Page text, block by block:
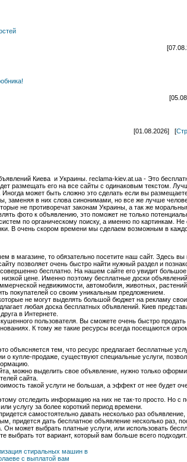
[01.08.2026] [
Киева и Украины. reclama-kiev.at.ua - Это
размещать его на все сайты с одинаковым текстом.
может быть сложно это сделать если вы
заменяя в них слова синонимами, но все же лучше
не противоречат законам Украины, а так же
фото к объявлению, это поможет не только
по органическому поиску, а именно по картинкам. Не
В очень скором времени мы сделаем возможным в
в магазине, то обязательно посетите наш сайт. Здесь
позволяет очень быстро найти нужный раздел и
бесплатно. На нашем сайте его увидит
цене. Именно поэтому бесплатные доски
недвижимости, автомобиля, животных,
покупателей со своим уникальным предложением.
не могут выделять большой бюджет на рекламу
любая доска бесплатных объявлений. Киев
в Интернете.
пользователя. Вы сможете очень быстро
К тому же такие ресурсы всегда посещаются
объясняется тем, что ресурс предлагает бесплатные
о купле-продаже, существуют специальные услуги,
можно выделить свое объявление, нужно только
сайта.
такой услуги не большая, а эффект от нее будет
отследить информацию на них не так-то просто. Но
услугу за более короткий период времени.
самостоятельно давать несколько раз
дать бесплатное объявление несколько раз,
может выбрать платные услуги, или использовать
выбрать тот вариант, который вам больше всего подходит.
стиральных машин в
с выплатой вам